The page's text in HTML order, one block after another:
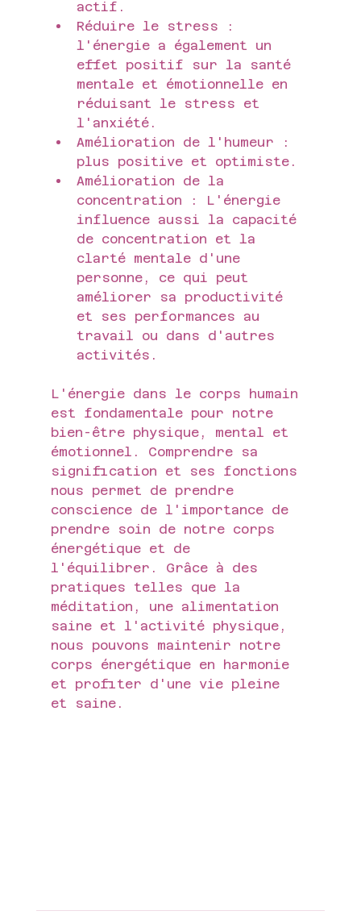
actif.
Réduire le stress :
l'énergie a également un
effet positif sur la santé
mentale et émotionnelle en
réduisant le stress et
l'anxiété.
Amélioration de l'humeur :
plus positive et optimiste.
Amélioration de la
concentration : L'énergie
influence aussi la capacité
de concentration et la
clarté mentale d'une
personne, ce qui peut
améliorer sa productivité
et ses performances au
travail ou dans d'autres
activités.
L'énergie dans le corps humain
est fondamentale pour notre
bien-être physique, mental et
émotionnel. Comprendre sa
signification et ses fonctions
nous permet de prendre
conscience de l'importance de
prendre soin de notre corps
énergétique et de
l'équilibrer. Grâce à des
pratiques telles que la
méditation, une alimentation
saine et l'activité physique,
nous pouvons maintenir notre
corps énergétique en harmonie
et profiter d'une vie pleine
et saine.